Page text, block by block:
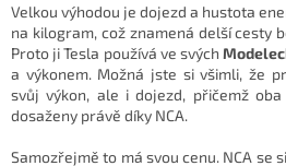
Velkou výhodou je dojezd a hustota
na kilogram, což znamená delší cesty
Proto ji Tesla používá ve svých
a výkonem. Možná jste si všimli, že
svůj výkon, ale i dojezd, přičemž
dosaženy právě díky NCA.
Samozřejmě to má svou cenu. NCA se